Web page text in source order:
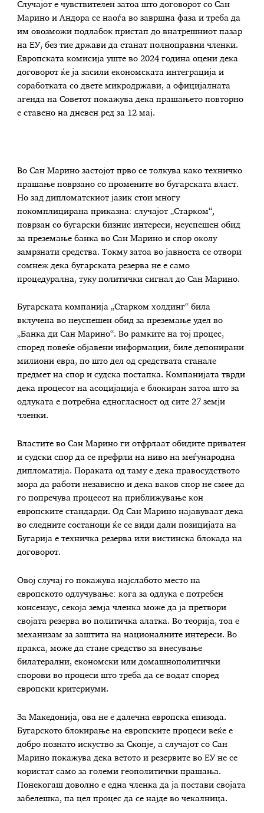
Случајот е чувствителен затоа што договорот со Сан
Марино и Андора се наоѓа во завршна фаза и треба да
им овозможи подлабок пристап до внатрешниот пазар
на ЕУ, без тие држави да станат полноправни членки.
Европската комисија уште во 2024 година оцени дека
договорот ќе ја засили економската интеграција и
соработката со двете микродржави, а официјалната
агенда на Советот покажува дека прашањето повторно
е ставено на дневен ред за 12 мај.
Во Сан Марино застојот прво се толкува како техничко
прашање поврзано со промените во бугарската власт.
Но зад дипломатскиот јазик стои многу
покомплицирана приказна: случајот „Старком“,
поврзан со бугарски бизнис интереси, неуспешен обид
за преземање банка во Сан Марино и спор околу
замрзнати средства. Токму затоа во јавноста се отвори
сомнеж дека бугарската резерва не е само
процедурална, туку политички сигнал до Сан Марино.
Бугарската компанија „Старком холдинг“ била
вклучена во неуспешен обид за преземање удел во
„Банка ди Сан Марино“. Во рамките на тој процес,
според повеќе објавени информации, биле депонирани
милиони евра, по што дел од средствата станале
предмет на спор и судска постапка. Компанијата тврди
дека процесот на асоцијација е блокиран затоа што за
одлуката е потребна едногласност од сите 27 земји
членки.
Властите во Сан Марино ги отфрлаат обидите приватен
и судски спор да се префрли на ниво на меѓународна
дипломатија. Пораката од таму е дека правосудството
мора да работи независно и дека ваков спор не смее да
го попречува процесот на приближување кон
европските стандарди. Од Сан Марино најавуваат дека
во следните состаноци ќе се види дали позицијата на
Бугарија е техничка резерва или вистинска блокада на
договорот.
Овој случај го покажува најслабото место на
европското одлучување: кога за одлука е потребен
консензус, секоја земја членка може да ја претвори
својата резерва во политичка алатка. Во теорија, тоа е
механизам за заштита на националните интереси. Во
пракса, може да стане средство за внесување
билатерални, економски или домашнополитички
спорови во процеси што треба да се водат според
европски критериуми.
За Македонија, ова не е далечна европска епизода.
Бугарското блокирање на европските процеси веќе е
добро познато искуство за Скопје, а случајот со Сан
Марино покажува дека ветото и резервите во ЕУ не се
користат само за големи геополитички прашања.
Понекогаш доволно е една членка да ја постави својата
забелешка, па цел процес да се најде во чекалница.